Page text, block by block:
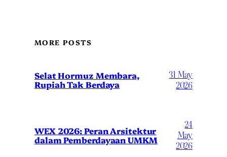
MORE POSTS
Selat Hormuz Membara,
Rupiah Tak Berdaya
31 May
2026
WEX 2026: Peran Arsitektur
dalam Pemberdayaan UMKM
24
May
2026